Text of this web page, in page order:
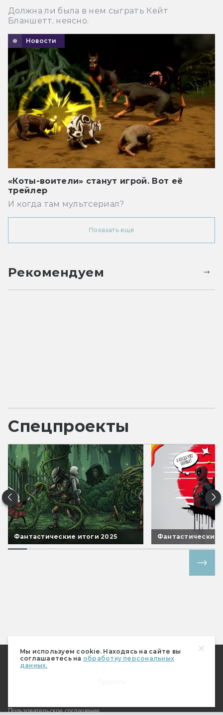
Мы используем cookie. Находясь на сайте вы
соглашаетесь на обработку персональных
данных.
Должна ли была в нем сыграть Кейт
Бланшетт, неясно.
Новости
«Коты-воители» станут игрой. Вот её
трейлер
И когда там мультсериал?
Показать ещё
Рекомендуем
Спецпроекты
Фантастические итоги 2025 Фантастические
О Мире фантастики
Пользовательское соглашение